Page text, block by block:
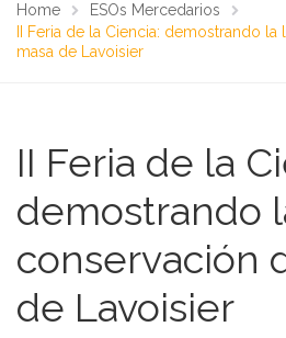
Home
ESOs Mercedarios
II Feria de la Ciencia: demostrando
masa de Lavoisier
II Feria de la
demostrando
conservación
de Lavoisier